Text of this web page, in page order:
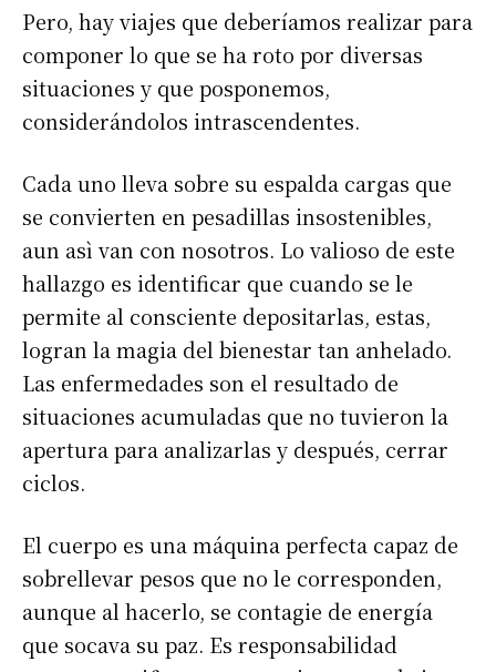
Pero, hay viajes que deberíamos realizar para
componer lo que se ha roto por diversas
situaciones y que posponemos,
considerándolos intrascendentes.
Cada uno lleva sobre su espalda cargas que
se convierten en pesadillas insostenibles,
aun asì van con nosotros. Lo valioso de este
hallazgo es identificar que cuando se le
permite al consciente depositarlas, estas,
logran la magia del bienestar tan anhelado.
Las enfermedades son el resultado de
situaciones acumuladas que no tuvieron la
apertura para analizarlas y después, cerrar
ciclos.
El cuerpo es una máquina perfecta capaz de
sobrellevar pesos que no le corresponden,
aunque al hacerlo, se contagie de energía
que socava su paz. Es responsabilidad